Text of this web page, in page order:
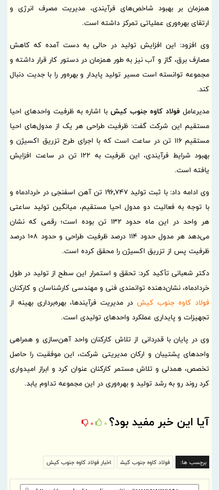
همزمان بر بهبود شاخص‌های فرآیندی، مدیریت مصرف انرژی و
ارتقای بهره‌وری عملیاتی تمرکز داشته است.
وی افزود: این افزایش تولید در حالی به دست آمده که کاهش
مصارف برق، گاز و آب نیز به طور همزمان در دستور کار قرار داشته و
مجموعه توانسته است مسیر تولید پایدار و بهره‌ور را با جدیت دنبال
کند.
مدیرعامل فولاد کاوه جنوب کیش با اشاره به ظرفیت واحدهای احیا
مستقیم این شرکت گفت: ظرفیت طراحی هر یک از مدول‌های احیا
مستقیم 116 تن در ساعت است که با اجرای طرح تزریق اکسیژن و
بهبود شرایط فرآیندی، این ظرفیت به 122 تن در ساعت افزایش
یافته است.
وی ادامه داد: با ثبت تولید 196٬747 تن آهن اسفنجی در خردادماه و
با توجه به فعالیت دو مدول احیا مستقیم، میانگین تولید ساعتی
هر واحد در این ماه حدود 132 تن بوده است؛ رقمی که نشان
می‌دهد هر مدول حدود 114 درصد ظرفیت طراحی و حدود 108 درصد
ظرفیت پس از تزریق اکسیژن را محقق کرده است.
دکتر شعبانی تأکید کرد: تحقق و استمرار این سطح از تولید در طول
خردادماه، نشان‌دهنده توانمندی فنی و مهندسی کارشناسان و کارکنان
فولاد کاوه جنوب کیش در مدیریت فرآیندها، بهره‌برداری بهینه از
تجهیزات و پایداری عملکرد واحدهای تولیدی است.
وی در پایان با قدردانی از تلاش کارکنان واحد آهن‌سازی و همراهی
واحدهای پشتیبان و ارکان مدیریتی شرکت، این موفقیت را حاصل
تخصص، همدلی و تلاش مستمر کارکنان عنوان کرد و ابراز امیدواری
کرد روند رو به رشد تولید و بهره‌وری در این مجموعه تداوم یابد.
آیا این خبر مفید بود؟ 0
0
برچسب ها: فولاد کاوه جنوب کیش اخبار فولاد کاوه جنوب کیش